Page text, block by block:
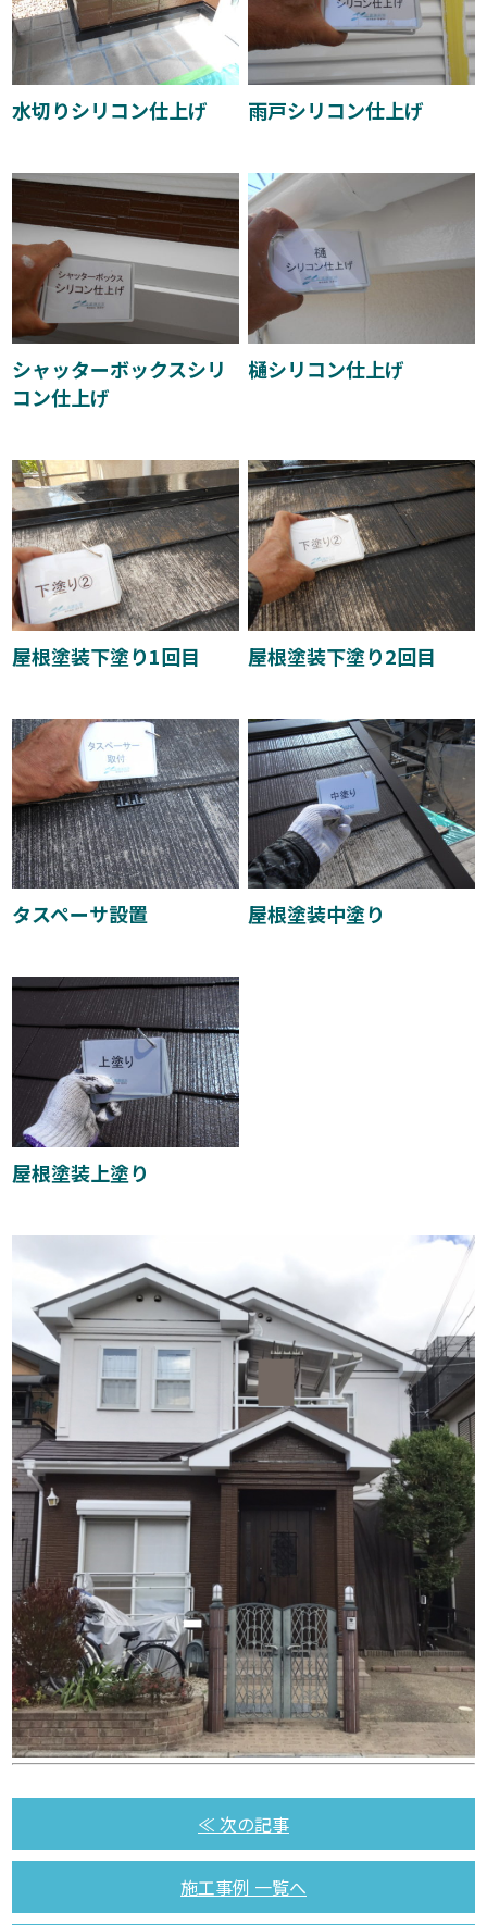
水切りシリコン仕上げ 雨戸シリコン仕上げ
シャッターボックスシリ
コン仕上げ
樋シリコン仕上げ
屋根塗装下塗り1回目 屋根塗装下塗り2回目
タスペーサ設置 屋根塗装中塗り
屋根塗装上塗り
≪ 次の記事
施工事例 一覧へ